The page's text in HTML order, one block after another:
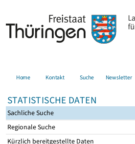
Home Kontakt Suche Newsletter
STATISTISCHE DATEN
Sachliche Suche
Regionale Suche
Kürzlich bereitgestellte Daten